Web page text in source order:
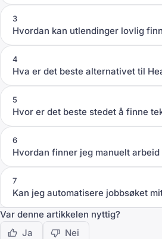
3
Hvordan kan utlendinger lovlig
4
Hva er det beste alternativet til
5
Hvor er det beste stedet å finne
6
Hvordan finner jeg manuelt
7
Kan jeg automatisere jobbsøket
Var denne artikkelen nyttig?
Ja
Nei